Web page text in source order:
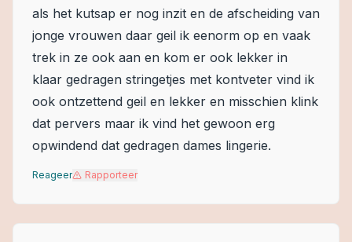
als het kutsap er nog inzit en de afscheiding van
jonge vrouwen daar geil ik eenorm op en vaak
trek in ze ook aan en kom er ook lekker in
klaar gedragen stringetjes met kontveter vind ik
ook ontzettend geil en lekker en misschien klink
dat pervers maar ik vind het gewoon erg
opwindend dat gedragen dames lingerie.
Reageer Rapporteer